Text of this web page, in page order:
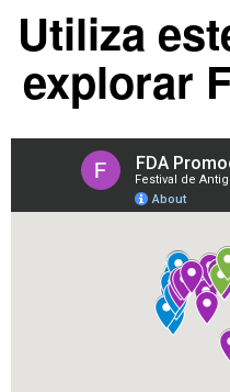
Utiliza
explorar